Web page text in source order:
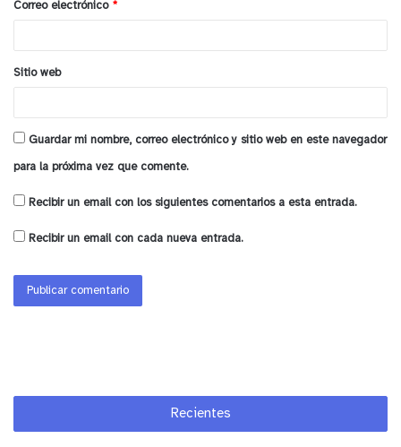
*
Correo electrónico *
Sitio web
Guardar mi nombre, correo electrónico y sitio web en este navegador
para la próxima vez que comente.
Recibir un email con los siguientes comentarios a esta entrada.
Recibir un email con cada nueva entrada.
Recientes